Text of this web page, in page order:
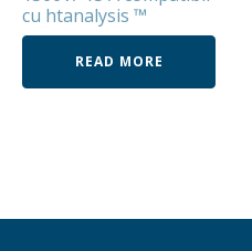
cu htanalysis ™
READ MORE